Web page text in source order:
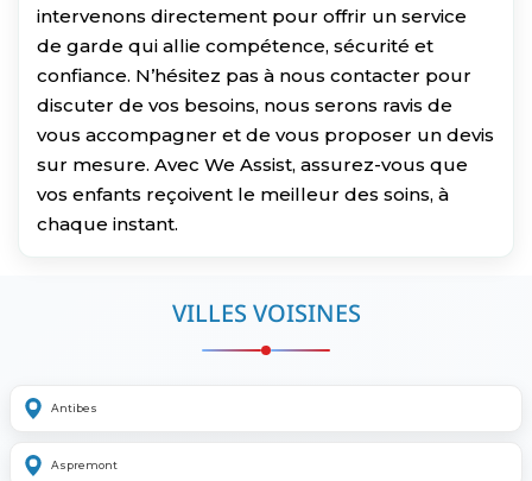
intervenons directement pour offrir un service
de garde qui allie compétence, sécurité et
confiance. N’hésitez pas à nous contacter pour
discuter de vos besoins, nous serons ravis de
vous accompagner et de vous proposer un devis
sur mesure. Avec We Assist, assurez-vous que
vos enfants reçoivent le meilleur des soins, à
chaque instant.
VILLES VOISINES
Antibes
Aspremont